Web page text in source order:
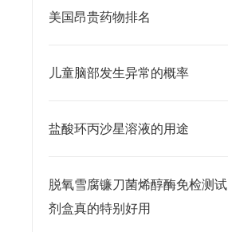
美国昂贵药物排名
儿童脑部发生异常的概率
盐酸环丙沙星溶液的用途
脱氧雪腐镰刀菌烯醇酶免检测试
剂盒真的特别好用